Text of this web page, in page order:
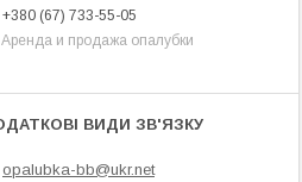
+380 (67) 733-55-05
Аренда и продажа опалубки
opalubka-bb@ukr.net